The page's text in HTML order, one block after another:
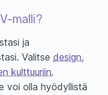
malli?
ja
Valitse design,
kulttuuriin.
voi olla hyödyllistä